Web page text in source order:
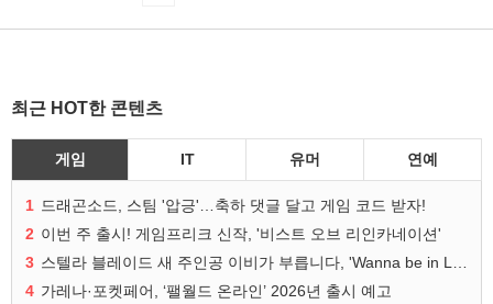
최근 HOT한 콘텐츠
게임 IT 유머 연예
1 드래곤소드, 스팀 '압긍'…축하 댓글 달고 게임 코드 받자!
2 이번 주 출시! 게임프리크 신작, '비스트 오브 리인카네이션'
3
4 가레나·포켓페어, ‘팰월드 온라인’ 2026년 출시 예고